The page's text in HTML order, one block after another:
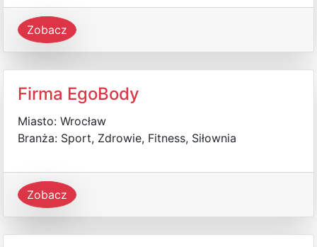
Zobacz
Firma EgoBody
Miasto: Wrocław
Branża: Sport, Zdrowie, Fitness, Siłownia
Zobacz